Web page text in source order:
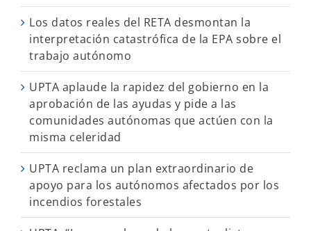
Los datos reales del RETA desmontan la
interpretación catastrófica de la EPA sobre el
trabajo autónomo
UPTA aplaude la rapidez del gobierno en la
aprobación de las ayudas y pide a las
comunidades autónomas que actúen con la
misma celeridad
UPTA reclama un plan extraordinario de
apoyo para los autónomos afectados por los
incendios forestales